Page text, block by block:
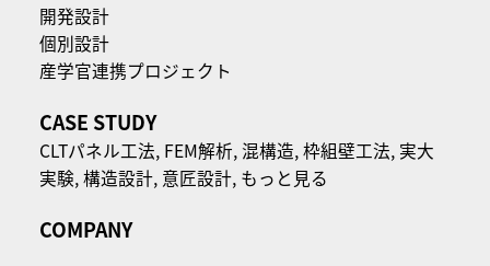
開発設計
個別設計
産学官連携プロジェクト
CASE STUDY
CLTパネル⼯法, FEM解析,混構造,枠組壁工法, 実大
実験,構造設計, 意匠設計, もっと見る
COMPANY